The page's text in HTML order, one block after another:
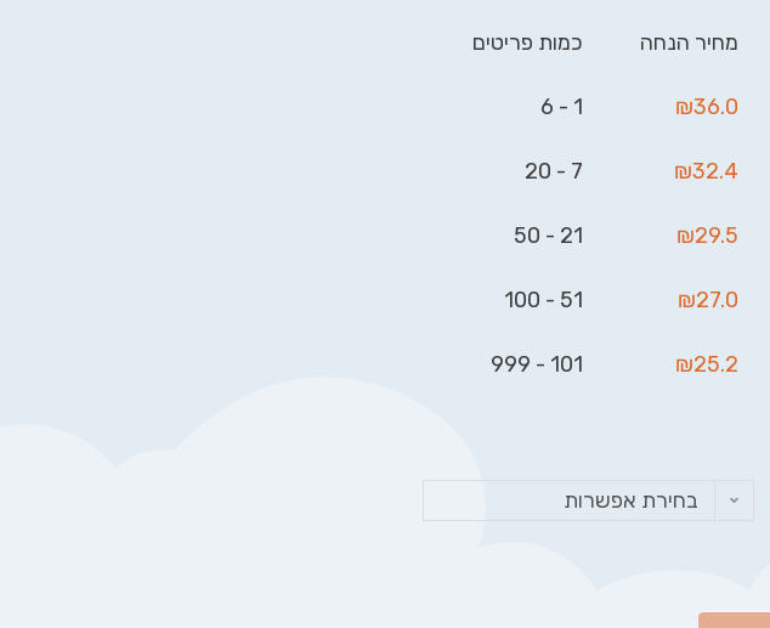
מחיר הנחה כמות פריטים
₪36.0
1 - 6
₪32.4
7 - 20
₪29.5
21 - 50
₪27.0
51 - 100
₪25.2
101 - 999
בחירת אפשרות